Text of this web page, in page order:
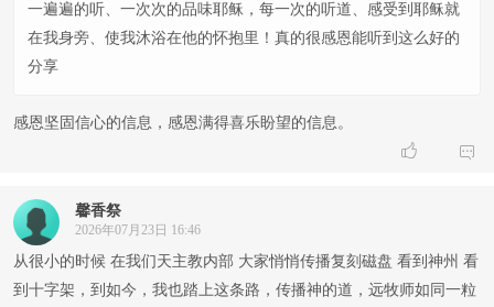
一遍遍的听、一次次的品味耶稣，每一次的听道、感受到耶稣就
在我身旁、使我沐浴在他的怀抱里！真的很感恩能听到这么好的
分享
感恩坚固信心的信息，感恩满得喜乐盼望的信息。
 
馨香祭
2026年07月23日 16:46
从很小的时候 在我们天主教内部 大家悄悄传播复刻磁盘 看到神州 看
到十字架，到如今，我也踏上这条路，传播神的道，远牧师如同一粒